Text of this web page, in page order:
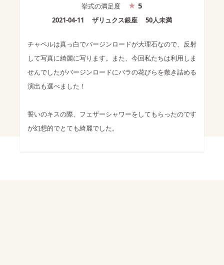
挙式の満足度 5
2021-04-11 ザリュクス銀座 50人未満
チャペルは真っ白でバージンロードが大理石なので、反射
して写真に綺麗に写ります。また、今回私たちは利用しま
せんでしたがバージンロードにバラの花びらを敷き詰める
演出も選べました！
誓いのキスの際、フェザーシャワーをしてもらったのです
が幻想的でとても綺麗でした。